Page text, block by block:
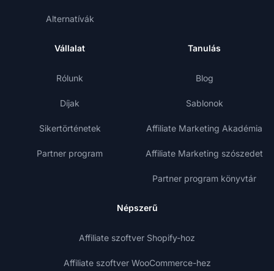
Alternatívák
Vállalat
Rólunk
Díjak
Sikertörténetek
Partner program
Tanulás
Blog
Sablonok
Affiliate Marketing Akadémia
Affiliate Marketing szószedet
Partner program könyvtár
Népszerű
Affiliate szoftver Shopify-hoz
Affiliate szoftver WooCommerce-hez